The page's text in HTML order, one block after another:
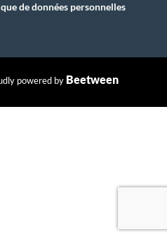
de données personnelles
powered by Beetween